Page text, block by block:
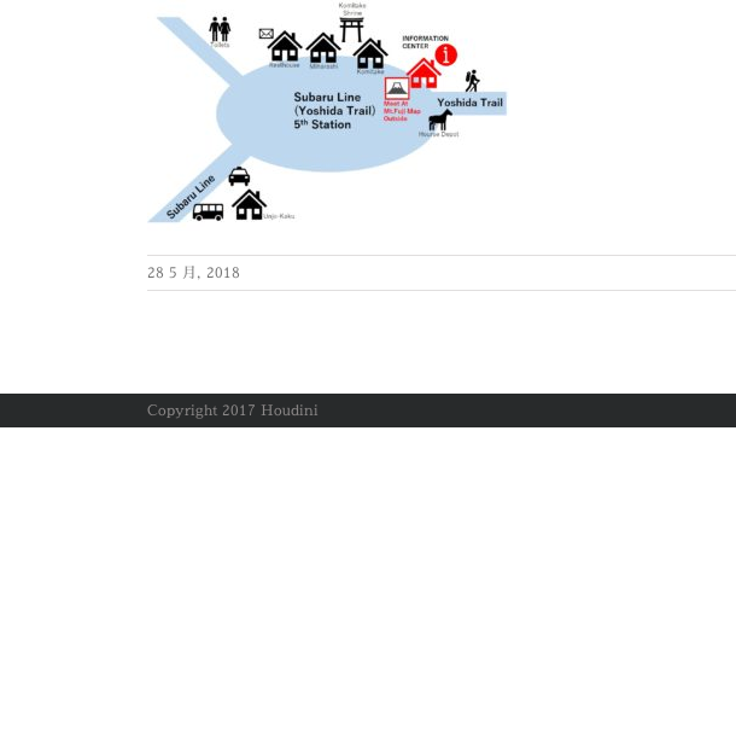
28 5 月, 2018
Copyright 2017 Houdini